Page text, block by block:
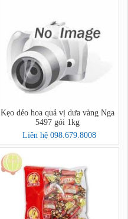
Kẹo dẻo hoa quả vị dưa vàng Nga
5497 gói 1kg
Liên hệ 098.679.8008